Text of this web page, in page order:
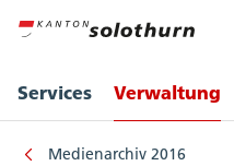
Services Verwaltung
Medienarchiv 2016